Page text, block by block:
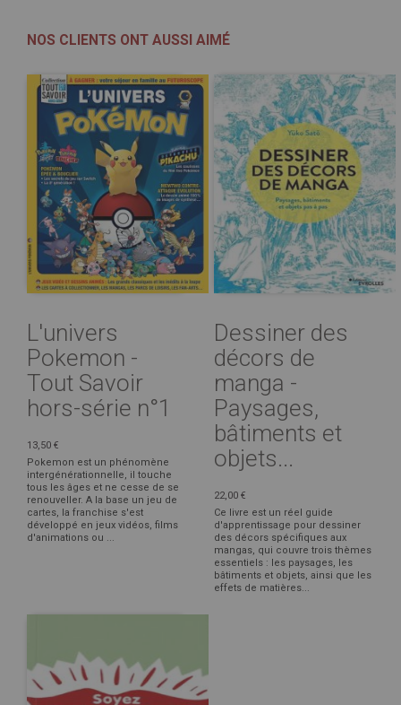
NOS CLIENTS ONT AUSSI AIMÉ
L'univers
Pokemon -
Tout Savoir
hors-série n°1
13,50 €
Pokemon est un phénomène
intergénérationnelle, il touche
tous les âges et ne cesse de se
renouveller. A la base un jeu de
cartes, la franchise s'est
développé en jeux vidéos, films
d'animations ou ...
Dessiner des
décors de
manga -
Paysages,
bâtiments et
objets...
22,00 €
Ce livre est un réel guide
d'apprentissage pour dessiner
des décors spécifiques aux
mangas, qui couvre trois thèmes
essentiels : les paysages, les
bâtiments et objets, ainsi que les
effets de matières...